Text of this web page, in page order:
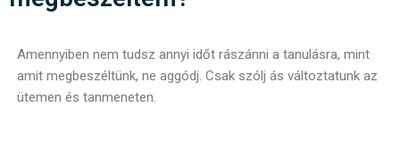
Amennyiben nem tudsz annyi időt rászánni a tanulásra, mint
amit megbeszéltünk, ne aggódj. Csak szólj ás változtatunk az
ütemen és tanmeneten.